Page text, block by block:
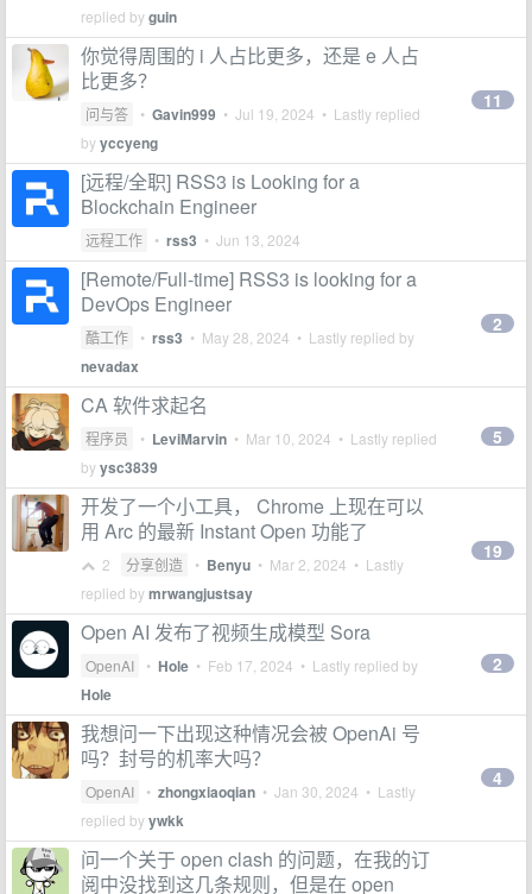
replied byguin
你觉得周围的 i 人占比更多，还是 e 人占
比更多？
问与答 • Gavin999 • Jul 19, 2024 • Lastly replied
byyccyeng
11
[远程/全职] RSS3 is Looking for a
Blockchain Engineer
远程工作 • rss3 • Jun 13, 2024
[Remote/Full-time] RSS3 is looking for a
DevOps Engineer
酷工作 • rss3 • May 28, 2024 • Lastly replied by
nevadax
2
CA 软件求起名
程序员 • LeviMarvin • Mar 10, 2024 • Lastly replied
byysc3839
5
开发了一个小工具， Chrome 上现在可以
用 Arc 的最新 Instant Open 功能了
2 分享创造 • Benyu • Mar 2, 2024 • Lastly
replied bymrwangjustsay
19
Open AI 发布了视频生成模型 Sora
OpenAI • Hole • Feb 17, 2024 • Lastly replied by
Hole
2
我想问一下出现这种情况会被 OpenAi 号
吗？封号的机率大吗？
OpenAI • zhongxiaoqian • Jan 30, 2024 • Lastly
replied byywkk
4
问一个关于 open clash 的问题，在我的订
阅中没找到这几条规则，但是在 open